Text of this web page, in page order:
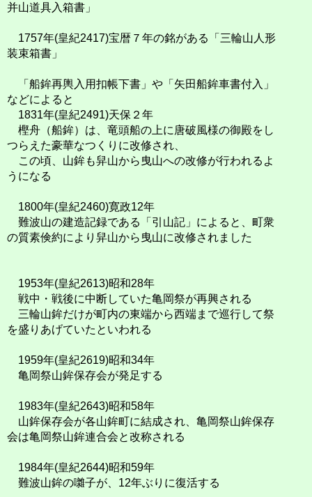
并山道具入箱書」
1757年(皇紀2417)宝暦７年の銘がある「三輪山人形
装束箱書」
「船鉾再輿入用扣帳下書」や「矢田船鉾車書付入」
などによると
1831年(皇紀2491)天保２年
樫舟（船鉾）は、竜頭船の上に唐破風様の御殿をし
つらえた豪華なつくりに改修され、
この頃、山鉾も舁山から曳山への改修が行われるよ
うになる
1800年(皇紀2460)寛政12年
難波山の建造記録である「引山記」によると、町衆
の質素倹約により舁山から曳山に改修されました
1953年(皇紀2613)昭和28年
戦中・戦後に中断していた亀岡祭が再興される
三輪山鉾だけが町内の東端から西端まで巡行して祭
を盛りあげていたといわれる
1959年(皇紀2619)昭和34年
亀岡祭山鉾保存会が発足する
1983年(皇紀2643)昭和58年
山鉾保存会が各山鉾町に結成され、亀岡祭山鉾保存
会は亀岡祭山鉾連合会と改称される
1984年(皇紀2644)昭和59年
難波山鉾の囃子が、12年ぶりに復活する